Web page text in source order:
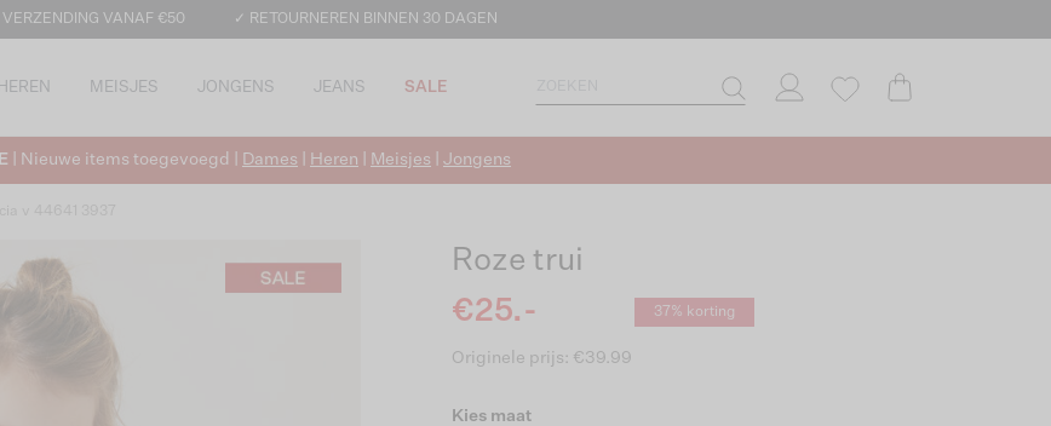
VERZENDING VANAF €50 ✓ RETOURNEREN BINNEN 30 DAGEN
HEREN MEISJES JONGENS JEANS SALE
| Nieuwe items toegevoegd | Dames Heren Meisjes Jongens
Roze trui
€25.-
37% korting
Originele prijs: €39.99
Kies maat